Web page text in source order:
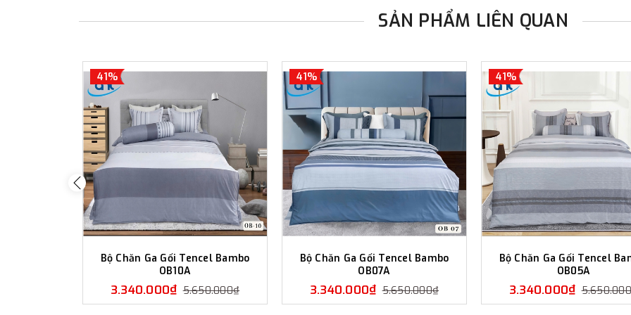
4. Tầng 2, TTTM Savico Long
5. T8 Vincom Mega Mall Time
0915.048.883
6. B2R3-03B Vincom Royal
0915.048.885
7. B1-09 Vincom Bắc Từ Liêm,
Đông - 0915.043.003
8. Tầng B1/G TTTM The
9. Sky Oasis, KĐT EcoPark,
SẢN PHẨM LIÊN QUAN
41%
Bộ Chăn Ga Gối Tencel Bambo
OB10A
3.340.000₫ 5.650.000₫
41%
Bộ Chăn Ga Gối Tencel Bambo
OB07A
3.340.000₫ 5.650.000₫
41%
Bộ Chăn Ga Gối Tencel
OB05A
3.340.000₫